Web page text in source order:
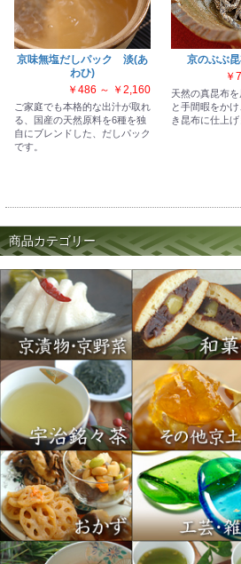
京味無塩だしパック 淡(あ
わひ)
￥486 ～ ￥2,160
ご家庭でも本格的な出汁が取れ
る、国産の天然原料を6種を独
自にブレンドした、だしパック
です。
京のぶぶ
￥
天然の真昆布
と手間暇をか
き昆布に仕上げ
商品カテゴリー